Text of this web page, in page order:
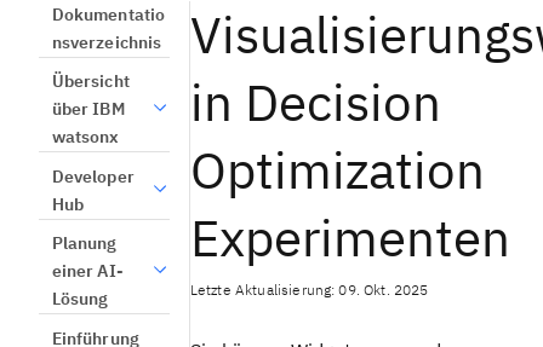
Dokumentatio
nsverzeichnis
Übersicht
über IBM
watsonx
Developer
Hub
Planung
einer AI-
Lösung
Einführung
in Decision
Optimization
Experimenten
Letzte Aktualisierung: 09. Okt. 2025